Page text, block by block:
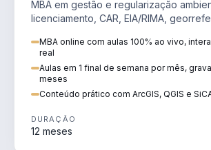
MBA em gestão e regularização
licenciamento, CAR, EIA/RIMA,
MBA online com aulas 100% ao vivo,
real
Aulas em 1 final de semana por mês,
meses
Conteúdo prático com ArcGIS, QGIS e
DURAÇÃO
12 meses